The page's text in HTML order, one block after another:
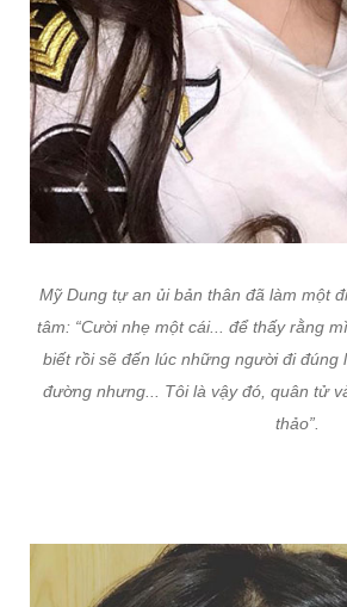
Mỹ Dung tự an ủi bản thân đã làm một
tâm: “Cười nhẹ một cái... để thấy rằng
biết rồi sẽ đến lúc những người đi đúng
đường nhưng... Tôi là vậy đó, quân tử
thảo”.